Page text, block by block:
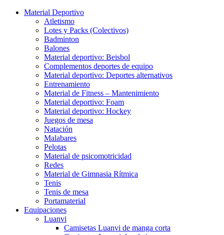
Material Deportivo
Atletismo
Lotes y Packs (Colectivos)
Badminton
Balones
Material deportivo: Beisbol
Complementos deportes de equipo
Material deportivo: Deportes alternativos
Entrenamiento
Material de Fitness – Mantenimiento
Material deportivo: Foam
Material deportivo: Hockey
Juegos de mesa
Natación
Malabares
Pelotas
Material de psicomotricidad
Redes
Material de Gimnasia Rítmica
Tenis
Tenis de mesa
Portamaterial
Equipaciones
Luanvi
Camisetas Luanvi de manga corta